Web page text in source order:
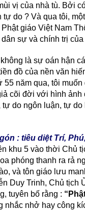
vị của nhà tù. Bởi
do ? Và qua tôi,
giáo Việt Nam
sự và chính trị
là sự oán hận
đồ của nền văn
năm qua, tôi
cõi đời với hình ảnh
do ngôn luận, tự
: tiêu diệt Trí,
khu 5 vào thời Chủ
phóng thanh ra rả
và tôn giáo lưu
Duy Trinh, Chủ tịch
tuyên bố rằng :
nhắc nhở hay công